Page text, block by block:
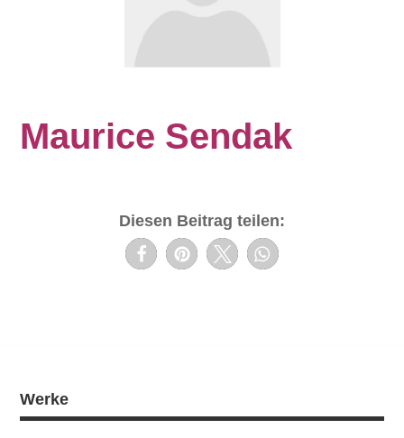
Maurice Sendak
Diesen Beitrag teilen:
Werke